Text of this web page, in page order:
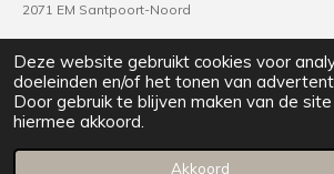
Deze website gebruikt cookies voor
doeleinden en/of het tonen van
Door gebruik te blijven maken van de
hiermee akkoord.
Akkoord
2071 EM Santpoort-Noord